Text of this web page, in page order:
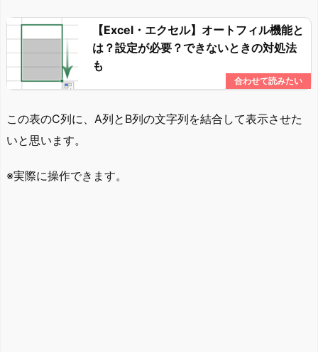
【Excel・エクセル】オートフィル機能と
は？設定が必要？できないときの対処法
も
この表のC列に、A列とB列の文字列を結合して表示させた
いと思います。
※実際に操作できます。